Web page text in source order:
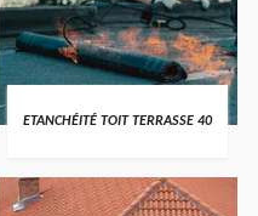
ETANCHÉITÉ TOIT TERRASSE 40